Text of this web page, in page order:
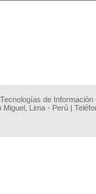
de
Miguel, Lima - Perú |